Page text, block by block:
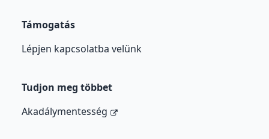
Támogatás
Lépjen kapcsolatba velünk
Tudjon meg többet
Akadálymentesség